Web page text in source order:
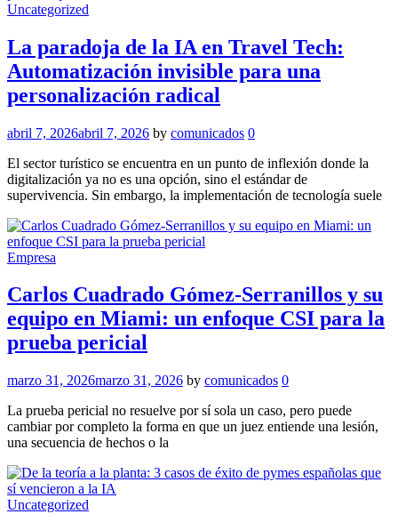
Uncategorized
La paradoja de la IA en Travel Tech:
Automatización invisible para una
personalización radical
abril 7, 2026abril 7, 2026 by comunicados 0
El sector turístico se encuentra en un punto de inflexión donde la
digitalización ya no es una opción, sino el estándar de
supervivencia. Sin embargo, la implementación de tecnología suele
Empresa
Carlos Cuadrado Gómez-Serranillos y su
equipo en Miami: un enfoque CSI para la
prueba pericial
marzo 31, 2026marzo 31, 2026 by comunicados 0
La prueba pericial no resuelve por sí sola un caso, pero puede
cambiar por completo la forma en que un juez entiende una lesión,
una secuencia de hechos o la
Uncategorized